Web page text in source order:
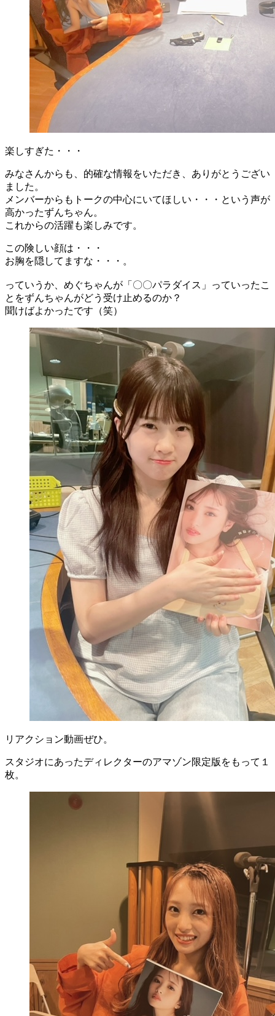
楽しすぎた・・・
みなさんからも、的確な情報をいただき、ありがとうござい
ました。
メンバーからもトークの中心にいてほしい・・・という声が
高かったずんちゃん。
これからの活躍も楽しみです。
この険しい顔は・・・
お胸を隠してますな・・・。
っていうか、めぐちゃんが「〇〇パラダイス」っていったこ
とをずんちゃんがどう受け止めるのか？
聞けばよかったです（笑）
リアクション動画ぜひ。
スタジオにあったディレクターのアマゾン限定版をもって１
枚。